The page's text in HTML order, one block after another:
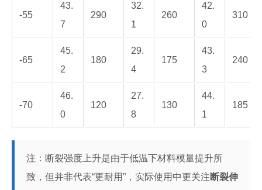
-55
43.
7
290
32.
1
260
42.
0
310
-65
45.
2
180
29.
4
175
43.
3
240
-70
46.
0
120
27.
8
130
44.
1
185
注：断裂强度上升是由于低温下材料模量提升所
致，但并非代表“更耐用”，实际使用中更关注断裂伸